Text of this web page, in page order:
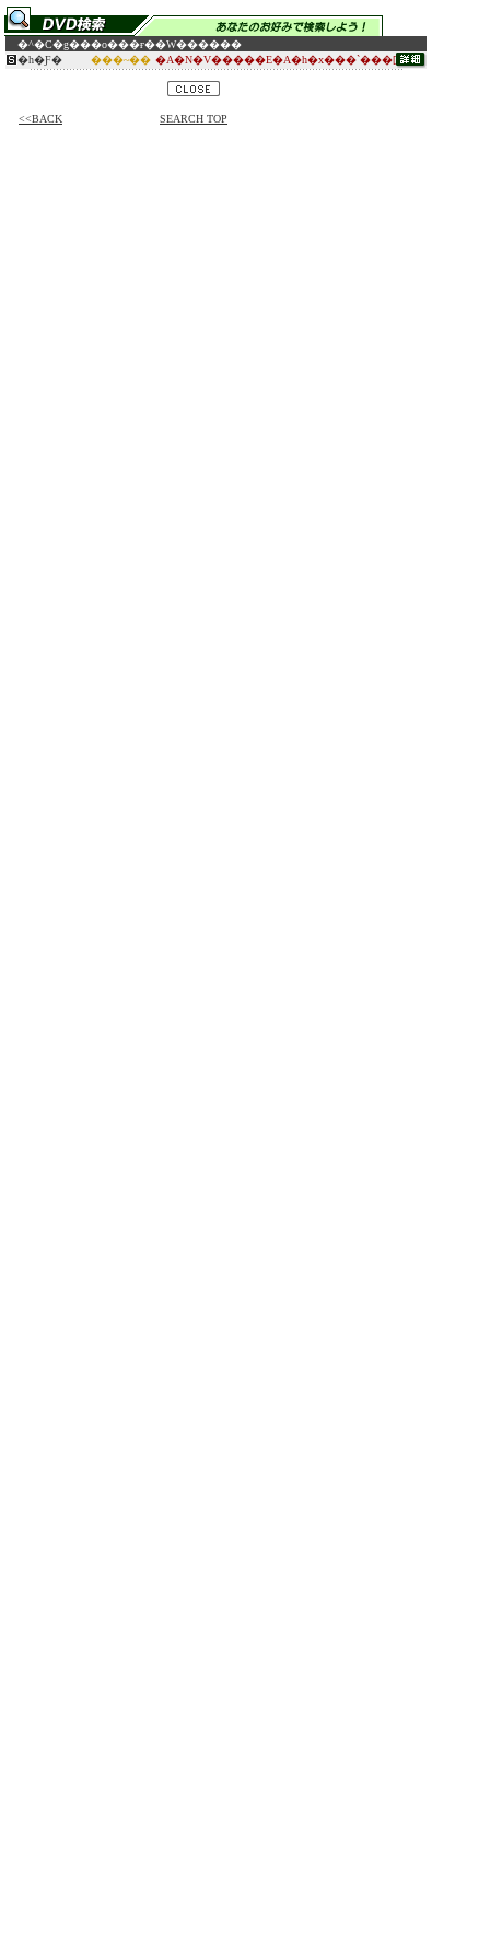
�^�C�g���o���ғ��W������
�h�Ƒ�
���~�� �A�N�V�����E�A�h�x���`���[
<<BACK SEARCH TOP